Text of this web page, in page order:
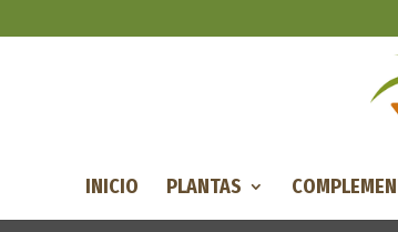
INICIO PLANTAS